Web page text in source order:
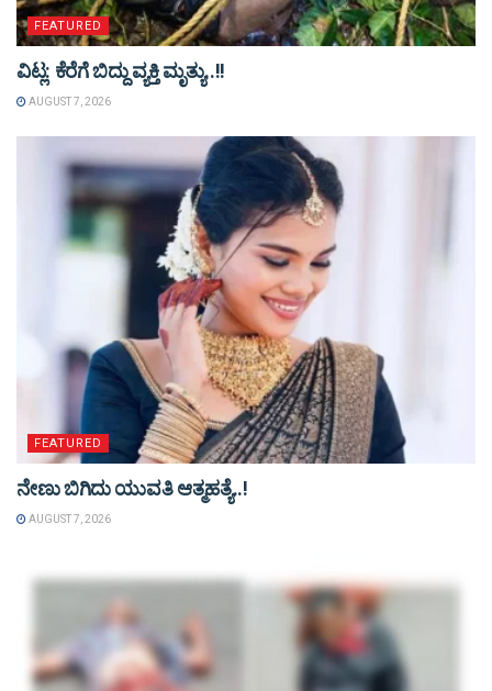
FEATURED
ವಿಟ್ಲ: ಕೆರೆಗೆ ಬಿದ್ದು ವ್ಯಕ್ತಿ ಮೃತ್ಯು..!!
AUGUST 7, 2026
FEATURED
ನೇಣು ಬಿಗಿದು ಯುವತಿ ಆತ್ಮಹತ್ಯೆ..!
AUGUST 7, 2026